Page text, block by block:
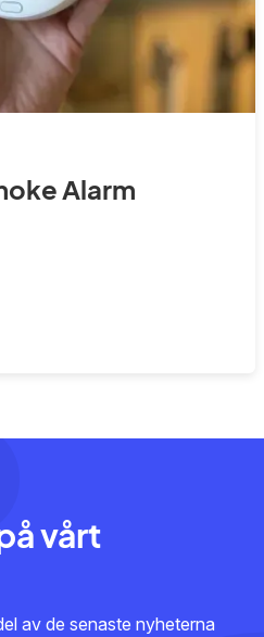
Alarm
vårt
av de senaste nyheterna